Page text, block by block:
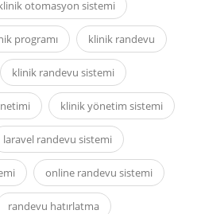
otomasyon sistemi
programı klinik randevu
klinik randevu sistemi
klinik yönetim sistemi
laravel randevu sistemi
online randevu sistemi
randevu hatırlatma